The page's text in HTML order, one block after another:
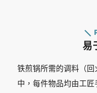
易
铁煎锅所需的调料（
中，每件物品均由工